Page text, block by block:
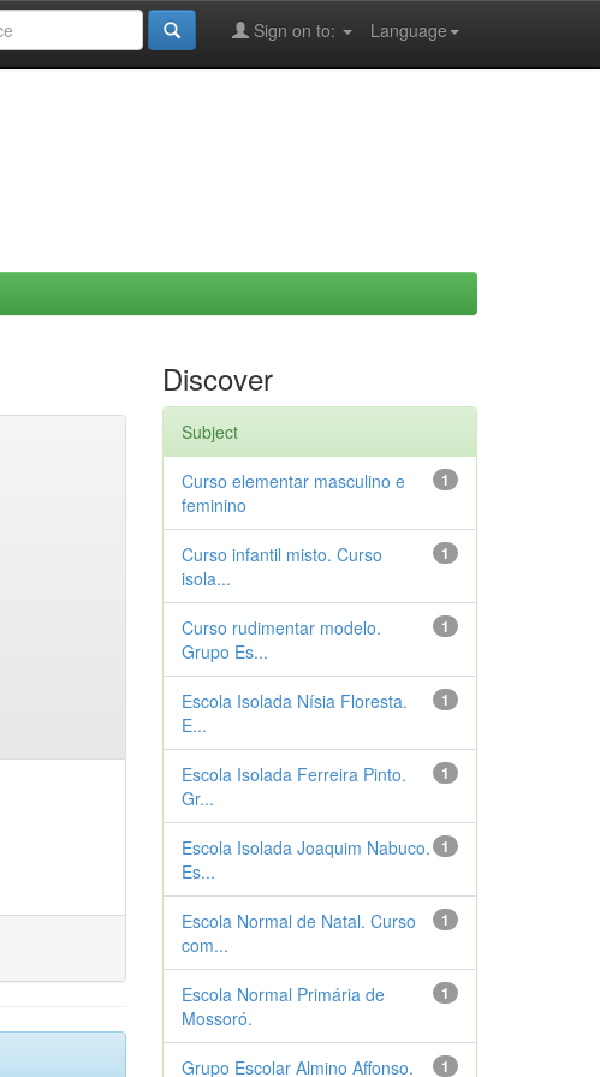
Language
Sign on to:
Discover
Subject
1
Curso elementar masculino e
feminino
1
Curso infantil misto. Curso
isola...
1
Curso rudimentar modelo.
Grupo Es...
1
Escola Isolada Nísia Floresta.
E...
1
Escola Isolada Ferreira Pinto.
Gr...
1
Escola Isolada Joaquim Nabuco.
Es...
1
Escola Normal de Natal. Curso
com...
1
Escola Normal Primária de
Mossoró.
1
Grupo Escolar Almino Affonso.